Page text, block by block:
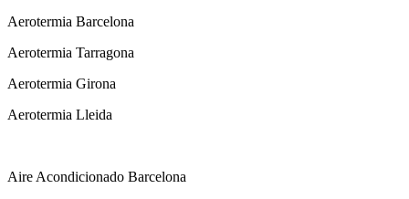
Aerotermia Barcelona
Aerotermia Tarragona
Aerotermia Girona
Aerotermia Lleida
Aire Acondicionado Barcelona